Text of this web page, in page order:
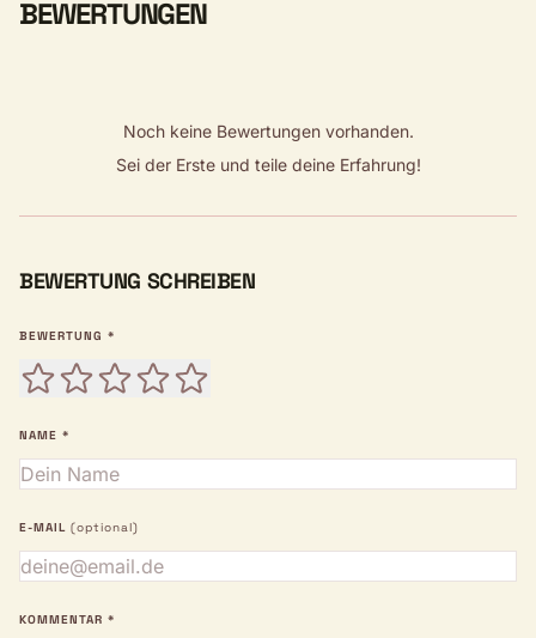
BEWERTUNGEN
Noch keine Bewertungen vorhanden.
Sei der Erste und teile deine Erfahrung!
BEWERTUNG SCHREIBEN
BEWERTUNG *
NAME *
E-MAIL (optional)
KOMMENTAR *